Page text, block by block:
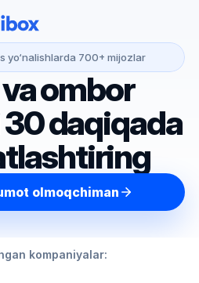
yo‘nalishlarda 700+ mijozlar
ombor
daqiqada
olmoqchiman
kompaniyalar: